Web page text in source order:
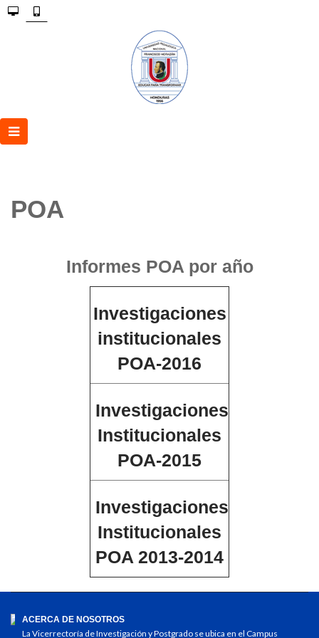
POA
Informes POA por año
Investigaciones
institucionales
POA-2016
Investigaciones
Institucionales
POA-2015
Investigaciones
Institucionales
POA 2013-2014
ACERCA DE NOSOTROS
La Vicerrectoría de Investigación y Postgrado se ubica en el Campus